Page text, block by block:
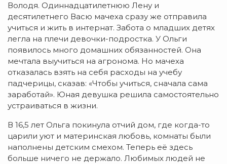
Володя. Одиннадцатилетнюю Лену и
десятилетнего Васю мачеха сразу же отправила
учиться и жить в интернат. Забота о младших детях
легла на плечи девочки-подростка. У Ольги
появилось много домашних обязанностей. Она
мечтала выучиться на агронома. Но мачеха
отказалась взять на себя расходы на учебу
падчерицы, сказав: «Чтобы учиться, сначала сама
заработай». Юная девушка решила самостоятельно
устраиваться в жизни.
В 16,5 лет Ольга покинула отчий дом, где когда-то
царили уют и материнская любовь, комнаты были
наполнены детским смехом. Теперь её здесь
больше ничего не держало. Любимых людей не